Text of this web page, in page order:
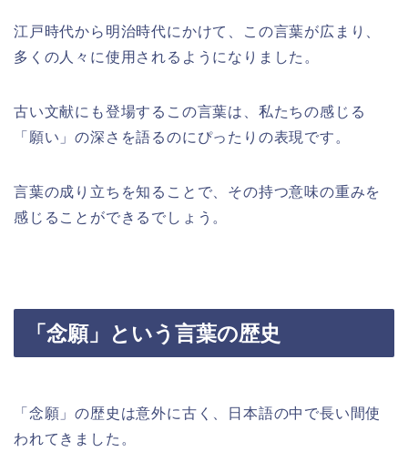
江戸時代から明治時代にかけて、この言葉が広まり、
多くの人々に使用されるようになりました。
古い文献にも登場するこの言葉は、私たちの感じる
「願い」の深さを語るのにぴったりの表現です。
言葉の成り立ちを知ることで、その持つ意味の重みを
感じることができるでしょう。
「念願」という言葉の歴史
「念願」の歴史は意外に古く、日本語の中で長い間使
われてきました。